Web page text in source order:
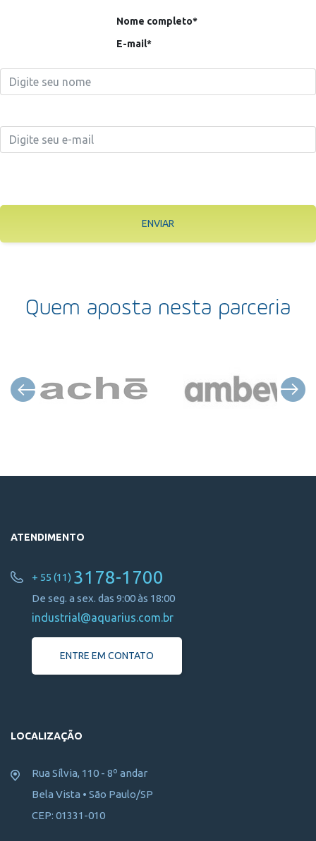
Nome completo*
E-mail*
ENVIAR
Quem aposta nesta parceria
ATENDIMENTO
+ 55 (11) 3178-1700
De seg. a sex. das 9:00 às 18:00
industrial@aquarius.com.br
ENTRE EM CONTATO
LOCALIZAÇÃO
Rua Sílvia, 110 - 8º andar
Bela Vista • São Paulo/SP
CEP: 01331-010